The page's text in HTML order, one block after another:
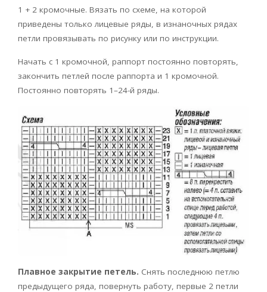
1 + 2 кромочные. Вязать по схеме, на которой
приведены только лицевые ряды, в изнаночных рядах
петли провязывать по рисунку или по инструкции.
Начать с 1 кромочной, раппорт постоянно повторять,
закончить петлей после раппорта и 1 кромочной.
Постоянно повторять 1–24-й ряды.
Плавное закрытие петель. Снять последнюю петлю
предыдущего ряда, повернуть работу, первые 2 петли